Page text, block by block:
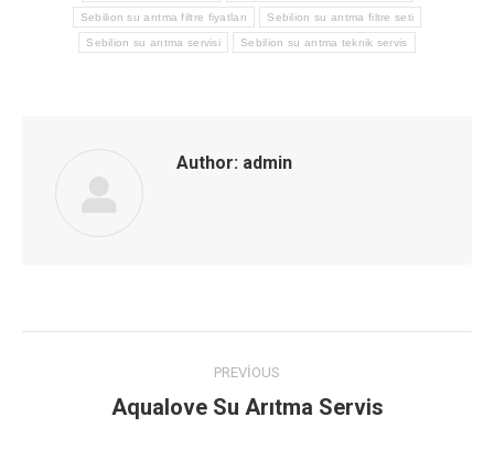
Sebilion su arıtma filtre fiyatları Sebilion su arıtma filtre seti
Sebilion su arıtma servisi Sebilion su arıtma teknik servis
Author: admin
navigation
PREVIOUS
Previous
Aqualove Su Arıtma Servis